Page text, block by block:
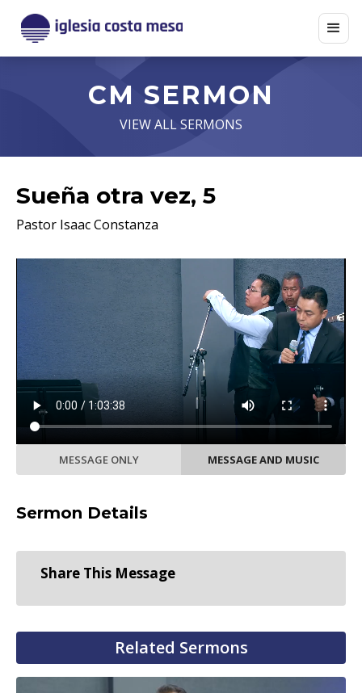
CM SERMON
VIEW ALL SERMONS
Sueña otra vez, 5
Pastor Isaac Constanza
MESSAGE ONLY MESSAGE AND MUSIC
Sermon Details
Share This Message
Related Sermons